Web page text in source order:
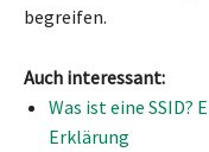
begreifen.
Auch interessant:
Was ist eine SSID?
Erklärung